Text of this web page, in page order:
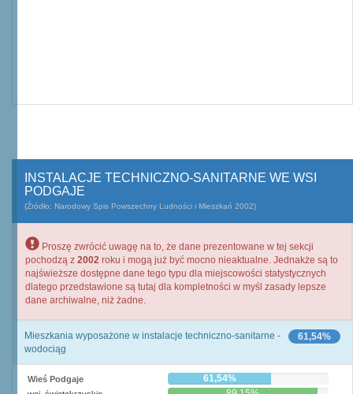
INSTALACJE TECHNICZNO-SANITARNE WE WSI
PODGAJE
(Źródło: Narodowy Spis Powszechny Ludności i Mieszkań 2002)
Proszę zwrócić uwagę na to, że dane prezentowane w tej sekcji
pochodzą z 2002 roku i mogą już być mocno nieaktualne. Jednakże są to
najświeższe dostępne dane tego typu dla miejscowości statystycznych
dlatego przedstawione są tutaj dla kompletności w myśl zasady lepsze
dane archiwalne, niż żadne.
61,54%
Mieszkania wyposażone w instalacje techniczno-sanitarne -
wodociąg
Wieś Podgaje 61,54%